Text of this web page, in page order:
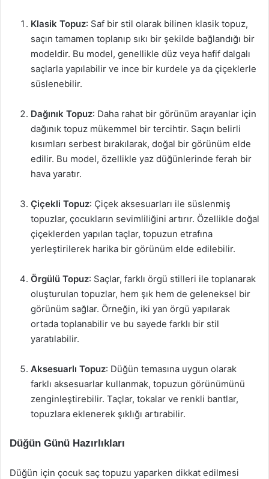
Klasik Topuz: Saf bir stil olarak bilinen klasik topuz,
saçın tamamen toplanıp sıkı bir şekilde bağlandığı bir
modeldir. Bu model, genellikle düz veya hafif dalgalı
saçlarla yapılabilir ve ince bir kurdele ya da çiçeklerle
süslenebilir.
Dağınık Topuz: Daha rahat bir görünüm arayanlar için
dağınık topuz mükemmel bir tercihtir. Saçın belirli
kısımları serbest bırakılarak, doğal bir görünüm elde
edilir. Bu model, özellikle yaz düğünlerinde ferah bir
hava yaratır.
Çiçekli Topuz: Çiçek aksesuarları ile süslenmiş
topuzlar, çocukların sevimliliğini artırır. Özellikle doğal
çiçeklerden yapılan taçlar, topuzun etrafına
yerleştirilerek harika bir görünüm elde edilebilir.
Örgülü Topuz: Saçlar, farklı örgü stilleri ile toplanarak
oluşturulan topuzlar, hem şık hem de geleneksel bir
görünüm sağlar. Örneğin, iki yan örgü yapılarak
ortada toplanabilir ve bu sayede farklı bir stil
yaratılabilir.
Aksesuarlı Topuz: Düğün temasına uygun olarak
farklı aksesuarlar kullanmak, topuzun görünümünü
zenginleştirebilir. Taçlar, tokalar ve renkli bantlar,
topuzlara eklenerek şıklığı artırabilir.
Düğün Günü Hazırlıkları
Düğün için çocuk saç topuzu yaparken dikkat edilmesi